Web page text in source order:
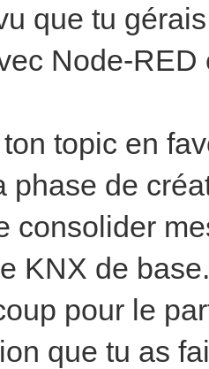
que tu
Node-
topic en
phase de
consolider
KNX de base.
pour le
que tu as